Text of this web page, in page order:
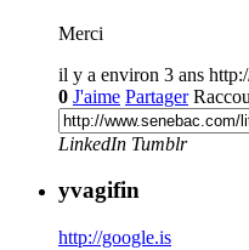
Merci
il y a environ 3 ans
0 J'aime Partager
LinkedIn Tumblr
yvagifin
http://google.is